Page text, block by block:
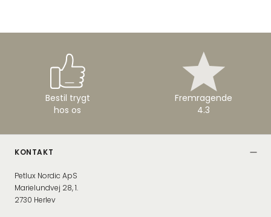
Bestil trygt
hos os
Fremragende
4.3
KONTAKT
Petlux Nordic ApS
Marielundvej 28, 1.
2730 Herlev